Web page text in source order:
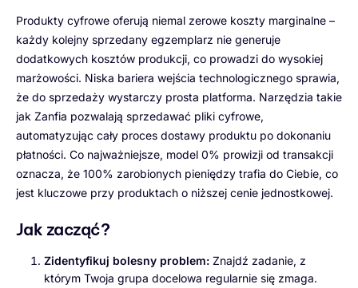
Produkty cyfrowe oferują niemal zerowe koszty marginalne –
każdy kolejny sprzedany egzemplarz nie generuje
dodatkowych kosztów produkcji, co prowadzi do wysokiej
marżowości. Niska bariera wejścia technologicznego sprawia,
że do sprzedaży wystarczy prosta platforma. Narzędzia takie
jak Zanfia pozwalają sprzedawać pliki cyfrowe,
automatyzując cały proces dostawy produktu po dokonaniu
płatności. Co najważniejsze, model 0% prowizji od transakcji
oznacza, że 100% zarobionych pieniędzy trafia do Ciebie, co
jest kluczowe przy produktach o niższej cenie jednostkowej.
Jak zacząć?
Zidentyfikuj bolesny problem: Znajdź zadanie, z
którym Twoja grupa docelowa regularnie się zmaga.